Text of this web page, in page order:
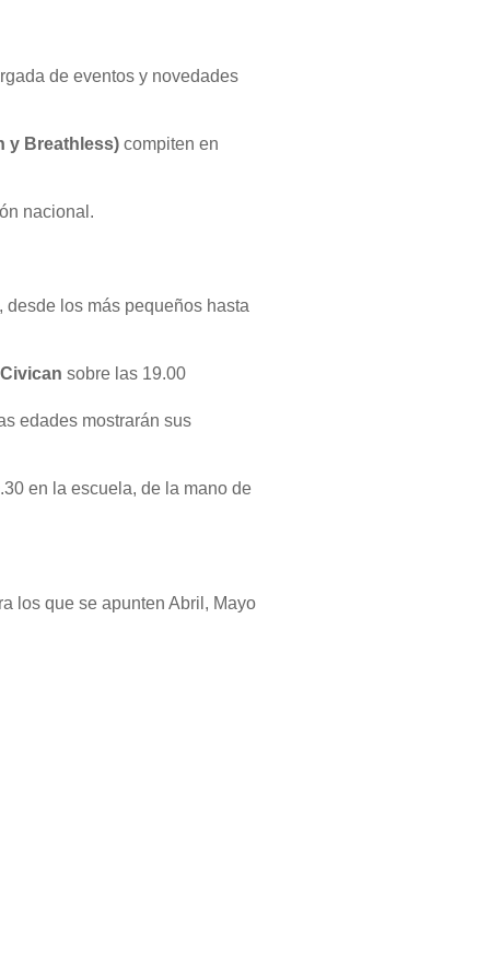
de eventos y novedades
y Breathless) compiten en
nacional.
los más pequeños hasta
Civican sobre las 19.00
edades mostrarán sus
en la escuela, de la mano de
los que se apunten Abril, Mayo